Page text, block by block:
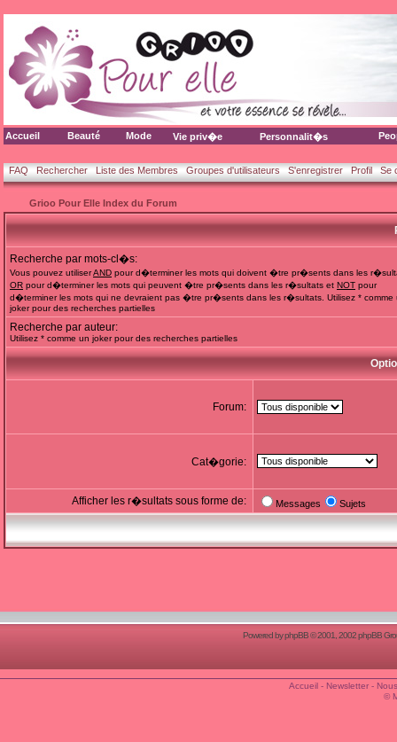
Accueil Beauté Mode Vie priv�e Personnalit�s
FAQ Rechercher Liste des Membres Groupes d'utilisateurs S'enregistrer Profil Se
Grioo Pour Elle Index du Forum
Recherche par mots-cl�s:
Vous pouvez utiliserAND pour d�terminer les mots qui doivent �tre pr�sents dans les
OR pour d�terminer les mots qui peuvent �tre pr�sents dans les r�sultats et NOT pour
d�terminer les mots qui ne devraient pas �tre pr�sents dans les r�sultats. Utilisez * comme
joker pour des recherches partielles
Recherche par auteur:
Utilisez * comme un joker pour des recherches partielles
Forum:
Cat�gorie:
Afficher les r�sultats sous forme de: Messages Sujets
Powered byphpBB© 2001, 2002 phpBB
Accueil- Newsletter-
©